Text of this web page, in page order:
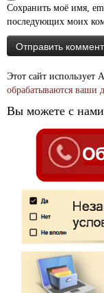
Сохранить моё имя,
последующих моих
Этот сайт использует
обрабатываются ваши
Вы можете с нами